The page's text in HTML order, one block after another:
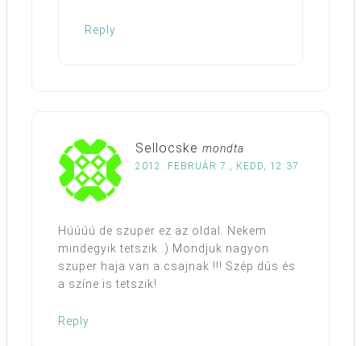
Reply
Sellocske mondta
2012. FEBRUÁR 7., KEDD, 12:37
Húúúú de szuper ez az oldal. Nekem
mindegyik tetszik :) Mondjuk nagyon
szuper haja van a csajnak !!! Szép dús és
a színe is tetszik!
Reply